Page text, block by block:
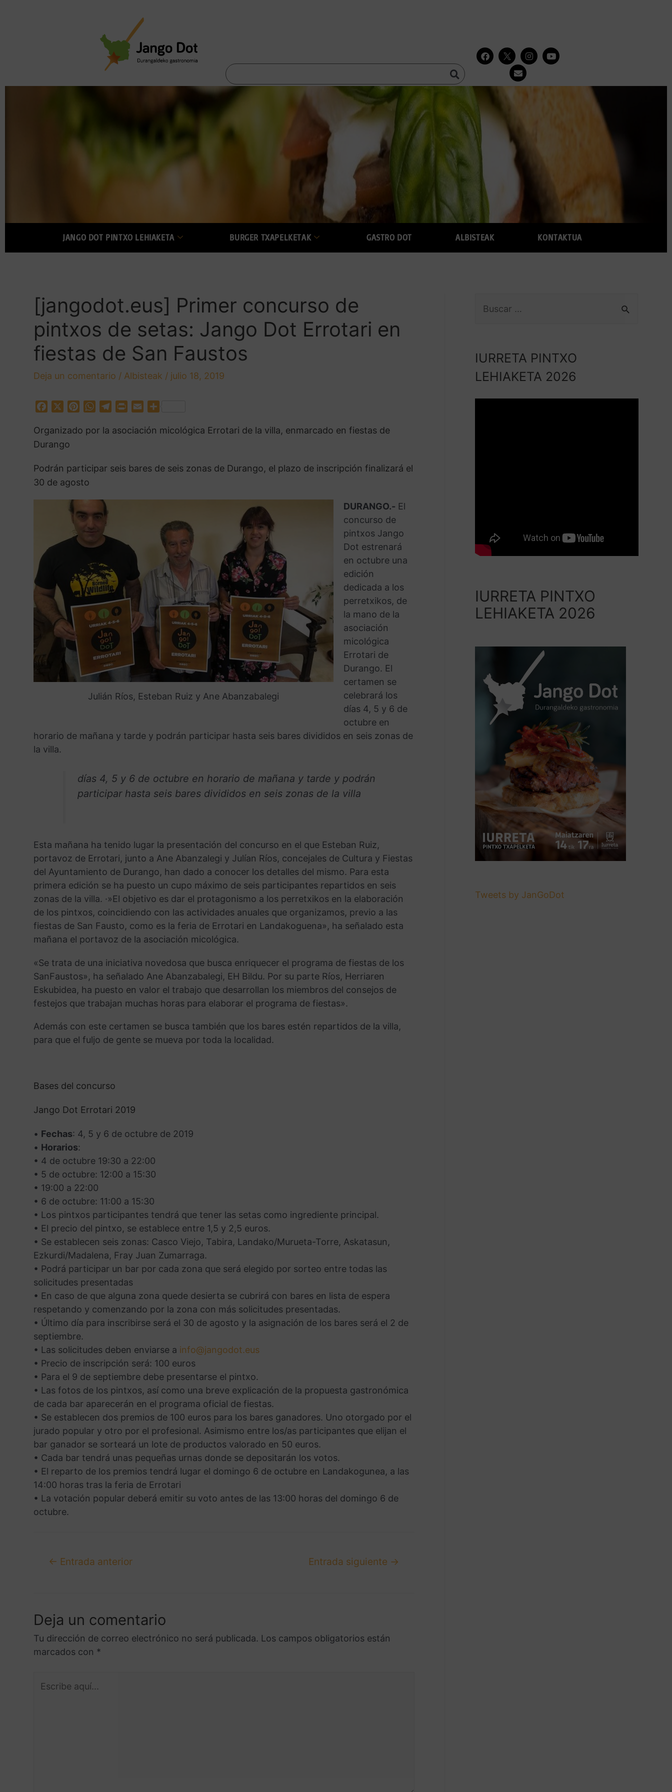
JANGO DOT PINTXO LEHIAKETA BURGER TXAPELKETAK GASTRO DOT ALBISTEAK KONTAKTUA
[jangodot.eus] Primer concurso de
pintxos de setas: Jango Dot Errotari en
fiestas de San Faustos
Deja un comentario / Albisteak / julio 18, 2019
c
e
o
o
n
r
e
t
W
a
A
l
r
i
a
m
r
r
Organizado por la asociación micológica Errotari de la villa, enmarcado en fiestas de
Durango
Podrán participar seis bares de seis zonas de Durango, el plazo de inscripción finalizará el
30 de agosto
Julián Ríos, Esteban Ruiz y Ane Abanzabalegi
DURANGO.- El
concurso de
pintxos Jango
Dot estrenará
en octubre una
edición
dedicada a los
perretxikos, de
la mano de la
asociación
micológica
Errotari de
Durango. El
certamen se
celebrará los
días 4, 5 y 6 de
octubre en
horario de mañana y tarde y podrán participar hasta seis bares divididos en seis zonas de
la villa.
días 4, 5 y 6 de octubre en horario de mañana y tarde y podrán
participar hasta seis bares divididos en seis zonas de la villa
Esta mañana ha tenido lugar la presentación del concurso en el que Esteban Ruiz,
portavoz de Errotari, junto a Ane Abanzalegi y Julían Ríos, concejales de Cultura y Fiestas
del Ayuntamiento de Durango, han dado a conocer los detalles del mismo. Para esta
primera edición se ha puesto un cupo máximo de seis participantes repartidos en seis
zonas de la villa. ·»El objetivo es dar el protagonismo a los perretxikos en la elaboración
de los pintxos, coincidiendo con las actividades anuales que organizamos, previo a las
fiestas de San Fausto, como es la feria de Errotari en Landakoguena», ha señalado esta
mañana el portavoz de la asociación micológica.
«Se trata de una iniciativa novedosa que busca enriquecer el programa de fiestas de los
SanFaustos», ha señalado Ane Abanzabalegi, EH Bildu. Por su parte Ríos, Herriaren
Eskubidea, ha puesto en valor el trabajo que desarrollan los miembros del consejos de
festejos que trabajan muchas horas para elaborar el programa de fiestas».
Además con este certamen se busca también que los bares estén repartidos de la villa,
para que el fuljo de gente se mueva por toda la localidad.
Bases del concurso
Jango Dot Errotari 2019
• Fechas: 4, 5 y 6 de octubre de 2019
• Horarios:
• 4 de octubre 19:30 a 22:00
• 5 de octubre: 12:00 a 15:30
• 19:00 a 22:00
• 6 de octubre: 11:00 a 15:30
• Los pintxos participantes tendrá que tener las setas como ingrediente principal.
• El precio del pintxo, se establece entre 1,5 y 2,5 euros.
• Se establecen seis zonas: Casco Viejo, Tabira, Landako/Murueta-Torre, Askatasun,
Ezkurdi/Madalena, Fray Juan Zumarraga.
• Podrá participar un bar por cada zona que será elegido por sorteo entre todas las
solicitudes presentadas
• En caso de que alguna zona quede desierta se cubrirá con bares en lista de espera
respetando y comenzando por la zona con más solicitudes presentadas.
• Último día para inscribirse será el 30 de agosto y la asignación de los bares será el 2 de
septiembre.
• Las solicitudes deben enviarse a info@jangodot.eus
• Precio de inscripción será: 100 euros
• Para el 9 de septiembre debe presentarse el pintxo.
• Las fotos de los pintxos, así como una breve explicación de la propuesta gastronómica
de cada bar aparecerán en el programa oficial de fiestas.
• Se establecen dos premios de 100 euros para los bares ganadores. Uno otorgado por el
jurado popular y otro por el profesional. Asimismo entre los/as participantes que elijan el
bar ganador se sorteará un lote de productos valorado en 50 euros.
• Cada bar tendrá unas pequeñas urnas donde se depositarán los votos.
• El reparto de los premios tendrá lugar el domingo 6 de octubre en Landakogunea, a las
14:00 horas tras la feria de Errotari
• La votación popular deberá emitir su voto antes de las 13:00 horas del domingo 6 de
octubre.
← Entrada anterior Entrada siguiente →
Deja un comentario
Tu dirección de correo electrónico no será publicada. Los campos obligatorios están
marcados con *
IURRETA PINTXO
LEHIAKETA 2026
IURRETA PINTXO
LEHIAKETA 2026
Tweets by JanGoDot